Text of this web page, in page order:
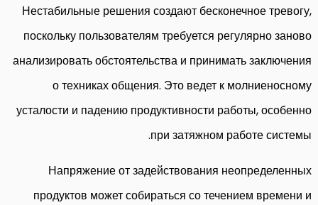
Нестабильные решения создают бесконечное тревогу,
поскольку пользователям требуется регулярно заново
анализировать обстоятельства и принимать заключения
о техниках общения. Это ведет к молниеносному
усталости и падению продуктивности работы, особенно
при затяжном работе системы.
Напряжение от задействования неопределенных
продуктов может собираться со течением времени и